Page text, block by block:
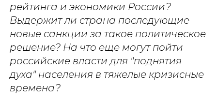
рейтинга и экономики России?
Выдержит ли страна последующие
новые санкции за такое политическое
решение? На что еще могут пойти
российские власти для "поднятия
духа" населения в тяжелые кризисные
времена?